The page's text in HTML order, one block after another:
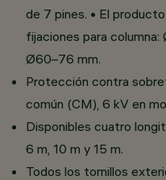
de 7 pines. • El
fijaciones para
Ø60–76 mm.
Protección contra
común (CM), 6 kV en
Disponibles cuatro
6 m, 10 m y 15 m.
Todos los tornillos